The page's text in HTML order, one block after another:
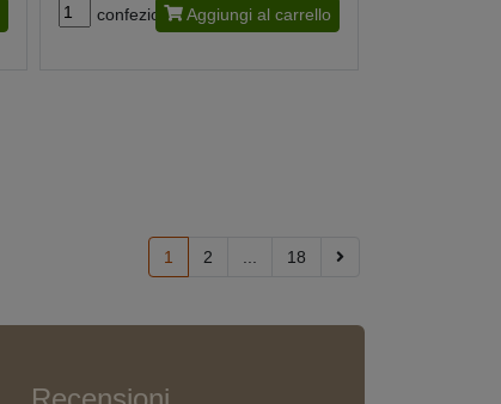
confezione Aggiungi al carrello
1 2 18